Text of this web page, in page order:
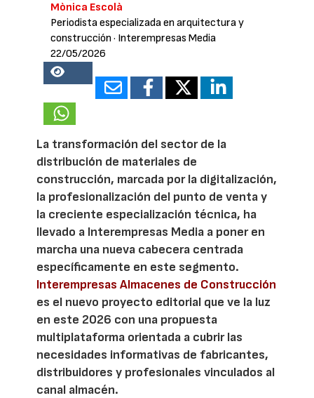
Mònica Escolà
Periodista especializada en arquitectura y
construcción · Interempresas Media
22/05/2026
37158
La transformación del sector de la
distribución de materiales de
construcción, marcada por la digitalización,
la profesionalización del punto de venta y
la creciente especialización técnica, ha
llevado a Interempresas Media a poner en
marcha una nueva cabecera centrada
específicamente en este segmento.
Interempresas Almacenes de Construcción
es el nuevo proyecto editorial que ve la luz
en este 2026 con una propuesta
multiplataforma orientada a cubrir las
necesidades informativas de fabricantes,
distribuidores y profesionales vinculados al
canal almacén.